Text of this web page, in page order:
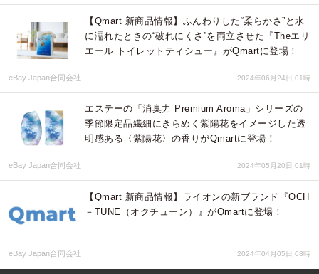
【Qmart 新商品情報】ふんわりした“柔らかさ”と水
に濡れたときの“破れにくさ”を両立させた『Theエリ
エール トイレットティシュー』がQmartに登場！
eBay Japan合同会社 2024年06月24日 01時
エステーの「消臭力 Premium Aroma」シリーズの
季節限定品繊細にきらめく紫陽花をイメージした透
明感ある〈紫陽花〉の香りがQmartに登場！
eBay Japan合同会社 2024年05月20日 01時
【Qmart 新商品情報】ライオンの新ブランド『OCH
－TUNE（オクチューン）』がQmartに登場！
eBay Japan合同会社 2024年04月05日 08時